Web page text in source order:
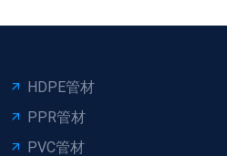
HDPE管材
PPR管材
PVC管材